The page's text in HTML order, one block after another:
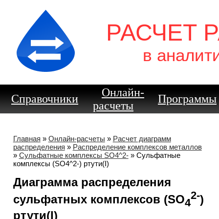
РАСЧЕТ
в
Справочники
Онлайн-
расчеты
Программы
Главная » Онлайн-расчеты » Расчет диаграмм
распределения » Распределение комплексов металлов
» Сульфатные комплексы SO4^2-» Сульфатные
комплексы (SO4^2-) ртути(I)
Диаграмма распределения
сульфатных комплексов (SO4
2-)
ртути(I)